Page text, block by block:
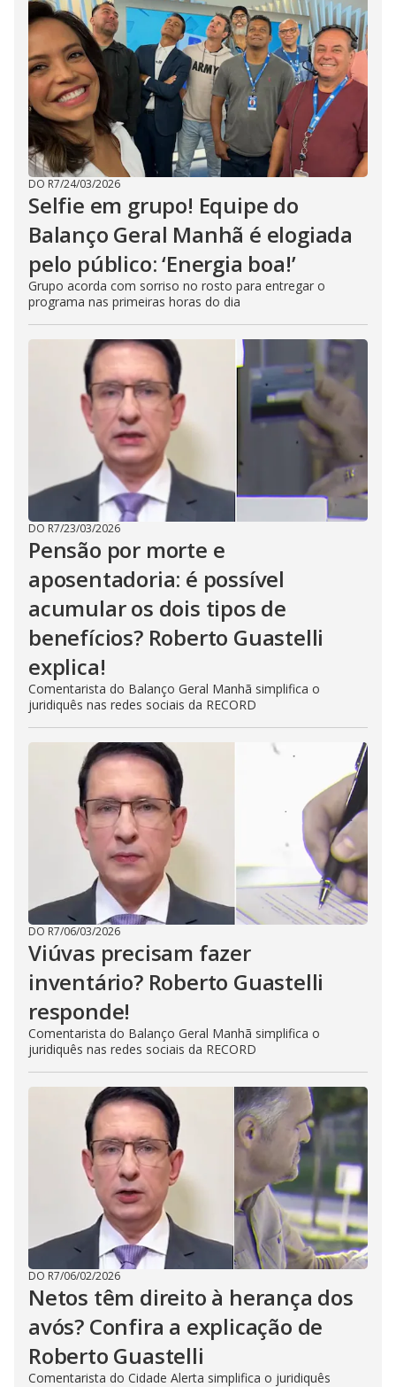
DO R7/24/03/2026
Selfie em grupo! Equipe do
Balanço Geral Manhã é elogiada
pelo público: ‘Energia boa!’
Grupo acorda com sorriso no rosto para entregar o
programa nas primeiras horas do dia
DO R7/23/03/2026
Pensão por morte e
aposentadoria: é possível
acumular os dois tipos de
benefícios? Roberto Guastelli
explica!
Comentarista do Balanço Geral Manhã simplifica o
juridiquês nas redes sociais da RECORD
DO R7/06/03/2026
Viúvas precisam fazer
inventário? Roberto Guastelli
responde!
Comentarista do Balanço Geral Manhã simplifica o
juridiquês nas redes sociais da RECORD
DO R7/06/02/2026
Netos têm direito à herança dos
avós? Confira a explicação de
Roberto Guastelli
Comentarista do Cidade Alerta simplifica o juridiquês